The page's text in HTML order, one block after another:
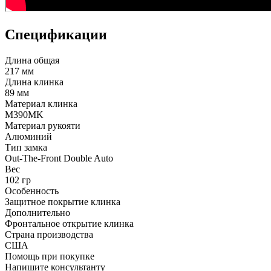
Спецификации
Длина общая
217 мм
Длина клинка
89 мм
Материал клинка
M390MK
Материал рукояти
Алюминий
Тип замка
Out-The-Front Double Auto
Вес
102 гр
Особенность
Защитное покрытие клинка
Дополнительно
Фронтальное открытие клинка
Страна производства
США
Помощь при покупке
Напишите консультанту